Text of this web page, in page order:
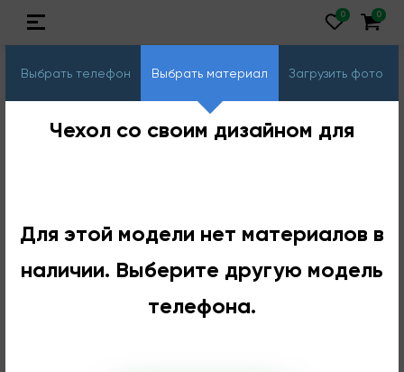
Выбрать телефон Выбрать материал Загрузить фото
Чехол со своим дизайном для
Для этой модели нет материалов в
наличии. Выберите другую модель
телефона.